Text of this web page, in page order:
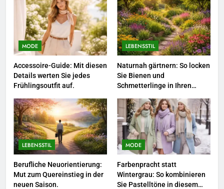
2
Karriere-Frühling: So bringen Sie
jetzt frischen Wind in Ihren Job.
3
Networking-Strategien: Wie Sie
beruflich wertvolle Kontakte
knüpfen.
LEBENSSTIL
4
Selbstversorger-Glück: Welches
Gemüse Sie jetzt pflanzen
MODE
Accessoire-Guide: Mit diesen
Details werten Sie jedes
Frühlingsoutfit auf.
LEBENSSTIL
Naturnah gärtnern: So locken
Sie Bienen und
Schmetterlinge in Ihren
LEBENSSTIL
Berufliche Neuorientierung:
Mut zum Quereinstieg in der
neuen Saison.
MODE
Farbenpracht statt
Wintergrau: So kombinieren
Sie Pastelltöne in diesem